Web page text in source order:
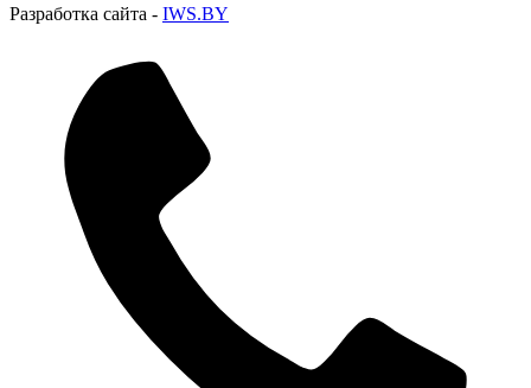
Разработка сайта - IWS.BY